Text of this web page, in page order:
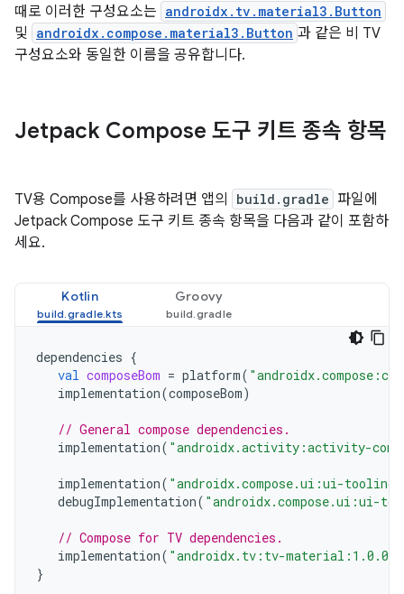
때로 이러한 구성요소는 androidx.tv.material3.Button
및 androidx.compose.material3.Button 과 같은 비 TV
구성요소와 동일한 이름을 공유합니다.
Jetpack Compose 도구 키트 종속 항목
TV용 Compose를 사용하려면 앱의 build.gradle 파일에
Jetpack Compose 도구 키트 종속 항목을 다음과 같이 포함하
세요.
Kotlin Groovy
dependencies {
val composeBom = platform(
implementation(composeBom)
// General compose dependencies.
implementation( "androidx.activity:activity-
implementation( "androidx.compose.ui:ui-tooling-
debugImplementation( "androidx.compose.ui:ui-
// Compose for TV dependencies.
implementation( "androidx.tv:tv-material:1.0.0"
}